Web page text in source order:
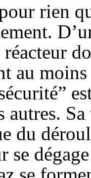
rien
au
autres.
du
se